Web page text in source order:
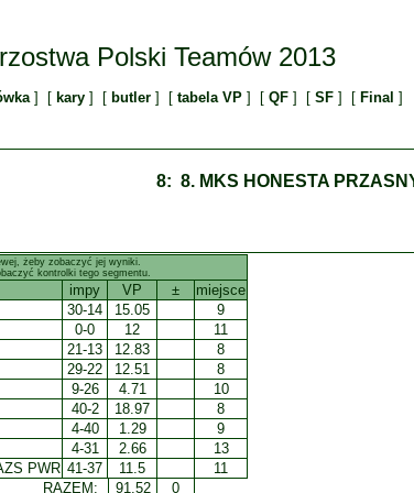
Polski Teamów 2013
] [ kary ] [ butler ] [ tabela VP ] [ QF ] [ SF ] [ Final ]
8: 8. MKS HONESTA
żeby zobaczyć jej wyniki.
kontrolki tego segmentu.
impy VP ±
miejsce
30-14 15.05
9
0-0 12
11
21-13 12.83
8
29-22 12.51
8
9-26 4.71
10
40-2 18.97
8
4-40 1.29
9
4-31 2.66
13
PWR 41-37 11.5
11
RAZEM:
91.52
0